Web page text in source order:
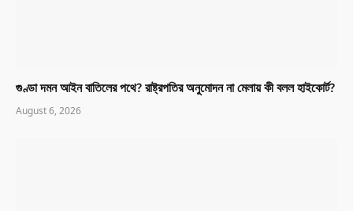
গুণ্ডা দমন আইন বাতিলের পথে? রাষ্ট্রপতির অনুমোদন না মেলায় কী বলল হাইকোর্ট?
August 6, 2026